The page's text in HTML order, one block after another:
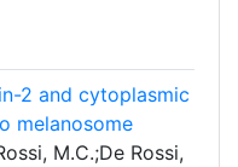
2 and cytoplasmic
melanosome
M.C.;De Rossi,